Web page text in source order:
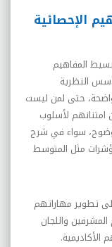
الإحصائية
المفاهيم
النظرية
حتى لمن ليست
لأسلوب
سواء في شرح
مثل المتوسط
تطوير مهاراتهم
واللجان